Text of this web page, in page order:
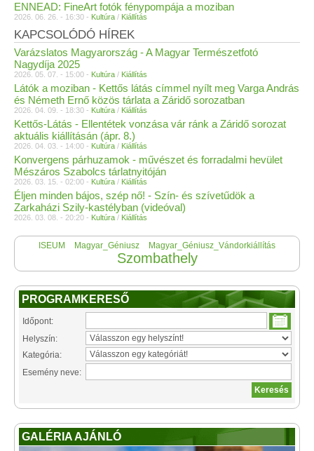
ENNEAD: FineArt fotók fénypompája a moziban
2026. 06. 26. - 16:30 - Kultúra / Kiállítás
KAPCSOLÓDÓ HÍREK
Varázslatos Magyarország - A Magyar Természetfotó
Nagydíja 2025
2026. 05. 07. - 15:00 - Kultúra / Kiállítás
Látók a moziban - Kettős látás címmel nyílt meg Varga András
és Németh Ernő közös tárlata a Záridő sorozatban
2026. 04. 09. - 18:30 - Kultúra / Kiállítás
Kettős-Látás - Ellentétek vonzása vár ránk a Záridő sorozat
aktuális kiállításán (ápr. 8.)
2026. 04. 03. - 14:00 - Kultúra / Kiállítás
Konvergens párhuzamok - művészet és forradalmi hevület
Mészáros Szabolcs tárlatnyitóján
2026. 03. 15. - 02:00 - Kultúra / Kiállítás
Éljen minden bájos, szép nő! - Szín- és szívetűdök a
Zarkaházi Szily-kastélyban (videóval)
2026. 03. 08. - 20:20 - Kultúra / Kiállítás
ISEUM Magyar_Géniusz Magyar_Géniusz_Vándorkiállítás
Szombathely
PROGRAMKERESŐ
Időpont:
Helyszín:
Kategória:
Esemény neve:
GALÉRIA AJÁNLÓ